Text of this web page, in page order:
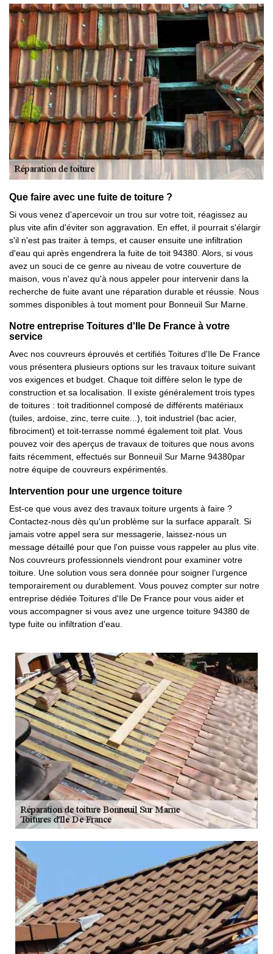
Que faire avec une fuite de toiture ?
Si vous venez d'apercevoir un trou sur votre toit, réagissez au
plus vite afin d'éviter son aggravation. En effet, il pourrait s'élargir
s'il n'est pas traiter à temps, et causer ensuite une infiltration
d'eau qui après engendrera la fuite de toit 94380. Alors, si vous
avez un souci de ce genre au niveau de votre couverture de
maison, vous n'avez qu'à nous appeler pour intervenir dans la
recherche de fuite avant une réparation durable et réussie. Nous
sommes disponibles à tout moment pour Bonneuil Sur Marne.
Notre entreprise Toitures d'Ile De France à votre
service
Avec nos couvreurs éprouvés et certifiés Toitures d'Ile De France
vous présentera plusieurs options sur les travaux toiture suivant
vos exigences et budget. Chaque toit diffère selon le type de
construction et sa localisation. Il existe généralement trois types
de toitures : toit traditionnel composé de différents matériaux
(tuiles, ardoise, zinc, terre cuite...), toit industriel (bac acier,
fibrociment) et toit-terrasse nommé également toit plat. Vous
pouvez voir des aperçus de travaux de toitures que nous avons
faits récemment, effectués sur Bonneuil Sur Marne 94380par
notre équipe de couvreurs expérimentés.
Intervention pour une urgence toiture
Est-ce que vous avez des travaux toiture urgents à faire ?
Contactez-nous dès qu'un problème sur la surface apparaît. Si
jamais votre appel sera sur messagerie, laissez-nous un
message détaillé pour que l'on puisse vous rappeler au plus vite.
Nos couvreurs professionnels viendront pour examiner votre
toiture. Une solution vous sera donnée pour soigner l’urgence
temporairement ou durablement. Vous pouvez compter sur notre
entreprise dédiée Toitures d'Ile De France pour vous aider et
vous accompagner si vous avez une urgence toiture 94380 de
type fuite ou infiltration d'eau.